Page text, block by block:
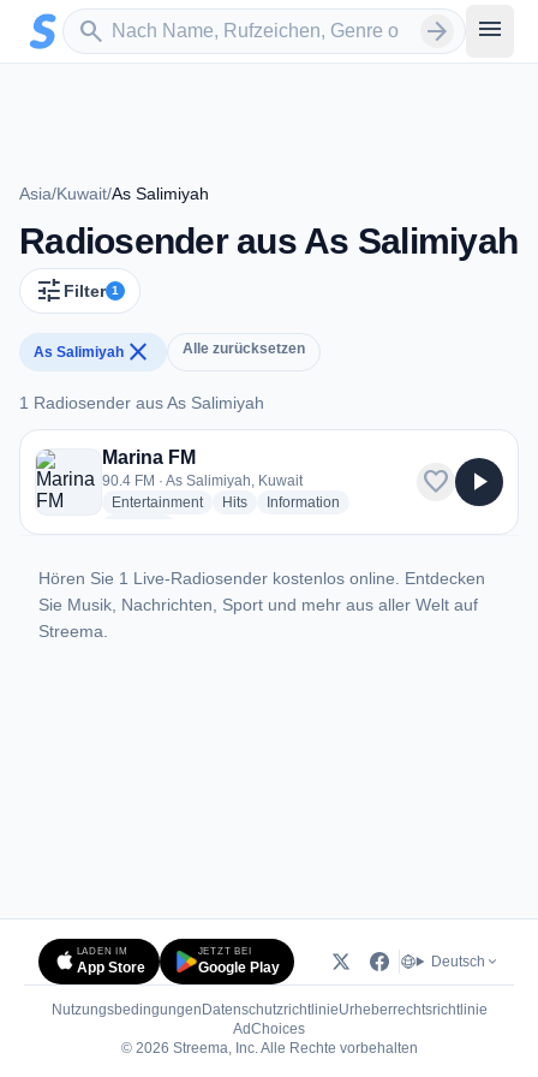
Zum Hauptinhalt springen
search
Sender suchen arrow_forward menu
Asia/Kuwait/As Salimiyah
Radiosender aus As Salimiyah
tune Filter 1
As Salimiyah close Alle zurücksetzen
1 Radiosender aus As Salimiyah
1 Radiosender aus As Salimiyah
Marina FM
90.4 FM · As Salimiyah, Kuwait
Entertainmentradio stations
Hitsradio stations
Information
favorite play_arrow
Hören Sie 1 Live-Radiosender kostenlos online. Entdecken
Sie Musik, Nachrichten, Sport und mehr aus aller Welt auf
Streema.
LADEN IM
App Store
JETZT BEI
Google Play Deutsch
Nutzungsbedingungen DatenschutzrichtlinieUrheberrechtsrichtlinie
AdChoices(öffnet in neuem Tab)
© 2026 Streema, Inc. Alle Rechte vorbehalten